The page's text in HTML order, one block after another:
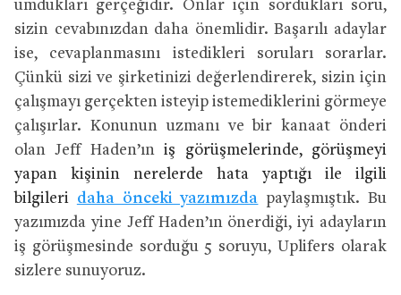
umdukları gerçeğidir. Onlar için sordukları soru,
sizin cevabınızdan daha önemlidir. Başarılı adaylar
ise, cevaplanmasını istedikleri soruları sorarlar.
Çünkü sizi ve şirketinizi değerlendirerek, sizin için
çalışmayı gerçekten isteyip istemediklerini görmeye
çalışırlar. Konunun uzmanı ve bir kanaat önderi
olan Jeff Haden’ıniş görüşmelerinde, görüşmeyi
yapan kişinin nerelerde hata yaptığı ile ilgili
bilgileri daha önceki yazımızda paylaşmıştık. Bu
yazımızda yine Jeff Haden’ın önerdiği, iyi adayların
iş görüşmesinde sorduğu 5 soruyu, Uplifers olarak
sizlere sunuyoruz.